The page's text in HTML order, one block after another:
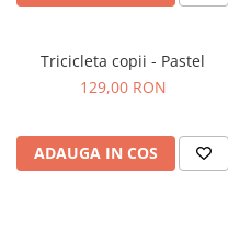
Tricicleta copii - Pastel
129,00 RON
ADAUGA IN COS